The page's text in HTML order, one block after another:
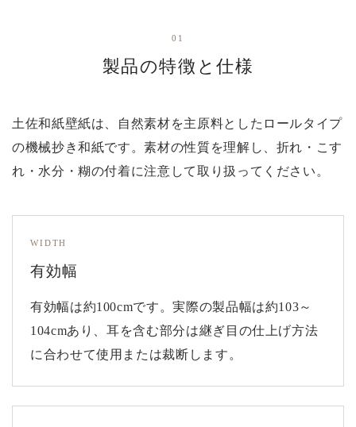
01
製品の特徴と仕様
土佐和紙壁紙は、自然素材を主原料としたロールタイプ
の機械抄き和紙です。素材の性質を理解し、折れ・こす
れ・水分・糊の付着に注意して取り扱ってください。
WIDTH
有効幅
有効幅は約100cmです。実際の製品幅は約103～
104cmあり、耳を含む部分は継ぎ目の仕上げ方法
に合わせて使用または裁断します。